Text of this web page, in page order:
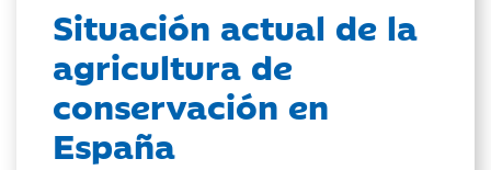
Situación actual de la
agricultura de
conservación en
España